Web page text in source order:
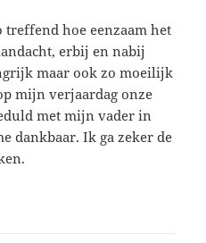
treffend hoe eenzaam het
erbij en nabij
maar ook zo moeilijk
mijn verjaardag onze
met mijn vader in
dankbaar. Ik ga zeker de